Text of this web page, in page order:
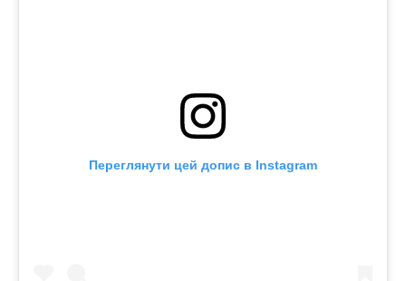
Переглянути цей допис в Instagram